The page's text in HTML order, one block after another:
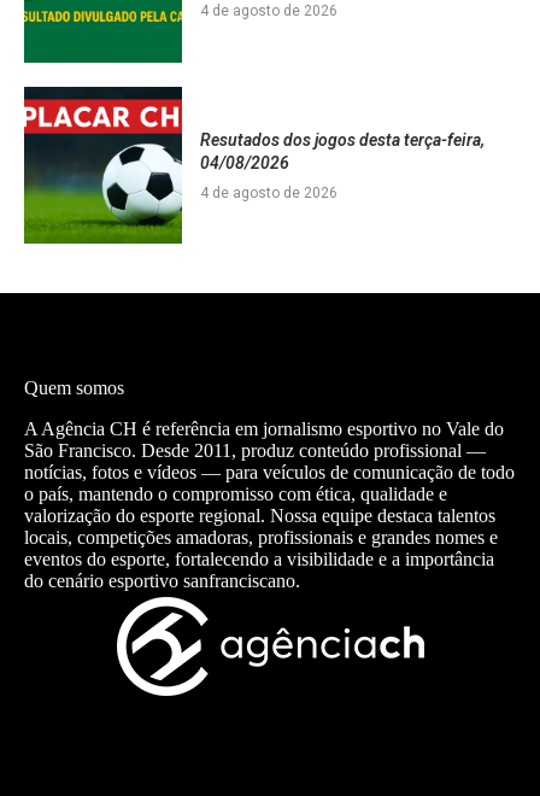
4 de agosto de 2026
Resutados dos jogos desta terça-feira,
04/08/2026
4 de agosto de 2026
Quem somos
A Agência CH é referência em jornalismo esportivo no Vale do
São Francisco. Desde 2011, produz conteúdo profissional —
notícias, fotos e vídeos — para veículos de comunicação de todo
o país, mantendo o compromisso com ética, qualidade e
valorização do esporte regional. Nossa equipe destaca talentos
locais, competições amadoras, profissionais e grandes nomes e
eventos do esporte, fortalecendo a visibilidade e a importância
do cenário esportivo sanfranciscano.